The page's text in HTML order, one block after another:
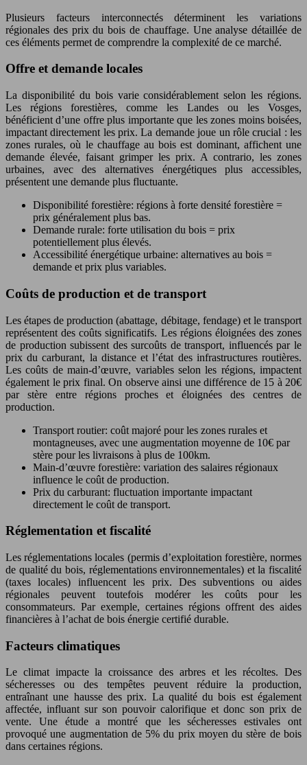
Plusieurs facteurs interconnectés déterminent les variations
régionales des prix du bois de chauffage. Une analyse détaillée de
ces éléments permet de comprendre la complexité de ce marché.
Offre et demande locales
La disponibilité du bois varie considérablement selon les régions.
Les régions forestières, comme les Landes ou les Vosges,
bénéficient d’une offre plus importante que les zones moins boisées,
impactant directement les prix. La demande joue un rôle crucial : les
zones rurales, où le chauffage au bois est dominant, affichent une
demande élevée, faisant grimper les prix. A contrario, les zones
urbaines, avec des alternatives énergétiques plus accessibles,
présentent une demande plus fluctuante.
Disponibilité forestière: régions à forte densité forestière =
prix généralement plus bas.
Demande rurale: forte utilisation du bois = prix
potentiellement plus élevés.
Accessibilité énergétique urbaine: alternatives au bois =
demande et prix plus variables.
Coûts de production et de transport
Les étapes de production (abattage, débitage, fendage) et le transport
représentent des coûts significatifs. Les régions éloignées des zones
de production subissent des surcoûts de transport, influencés par le
prix du carburant, la distance et l’état des infrastructures routières.
Les coûts de main-d’œuvre, variables selon les régions, impactent
également le prix final. On observe ainsi une différence de 15 à 20€
par stère entre régions proches et éloignées des centres de
production.
Transport routier: coût majoré pour les zones rurales et
montagneuses, avec une augmentation moyenne de 10€ par
stère pour les livraisons à plus de 100km.
Main-d’œuvre forestière: variation des salaires régionaux
influence le coût de production.
Prix du carburant: fluctuation importante impactant
directement le coût de transport.
Réglementation et fiscalité
Les réglementations locales (permis d’exploitation forestière, normes
de qualité du bois, réglementations environnementales) et la fiscalité
(taxes locales) influencent les prix. Des subventions ou aides
régionales peuvent toutefois modérer les coûts pour les
consommateurs. Par exemple, certaines régions offrent des aides
financières à l’achat de bois énergie certifié durable.
Facteurs climatiques
Le climat impacte la croissance des arbres et les récoltes. Des
sécheresses ou des tempêtes peuvent réduire la production,
entraînant une hausse des prix. La qualité du bois est également
affectée, influant sur son pouvoir calorifique et donc son prix de
vente. Une étude a montré que les sécheresses estivales ont
provoqué une augmentation de 5% du prix moyen du stère de bois
dans certaines régions.